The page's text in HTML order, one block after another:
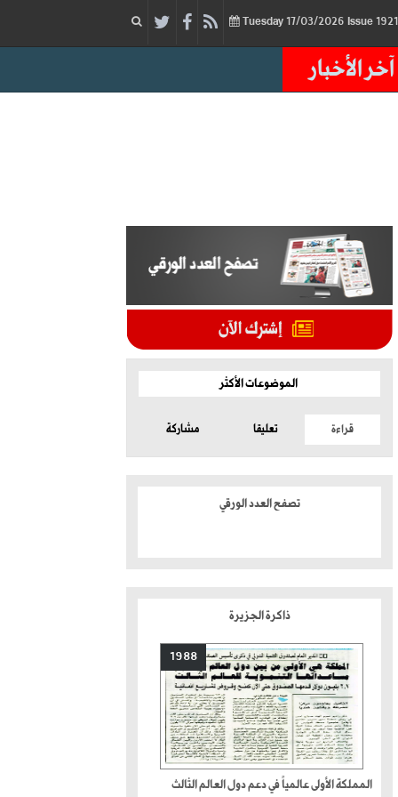
17/03/2026 Issue
آخر الأخبار
الموضوعات الأكثر
قراءة تعليقا مشاركة
تصفح العدد الورقي
ذاكرة الجزيرة
1988
المملكة الأولى عالمياً في دعم دول العالم الثالث